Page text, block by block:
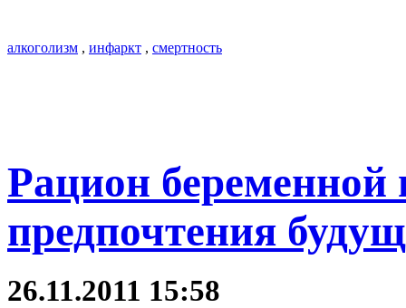
алкоголизм , инфаркт , смертность
Рацион беременной
предпочтения
26.11.2011 15:58